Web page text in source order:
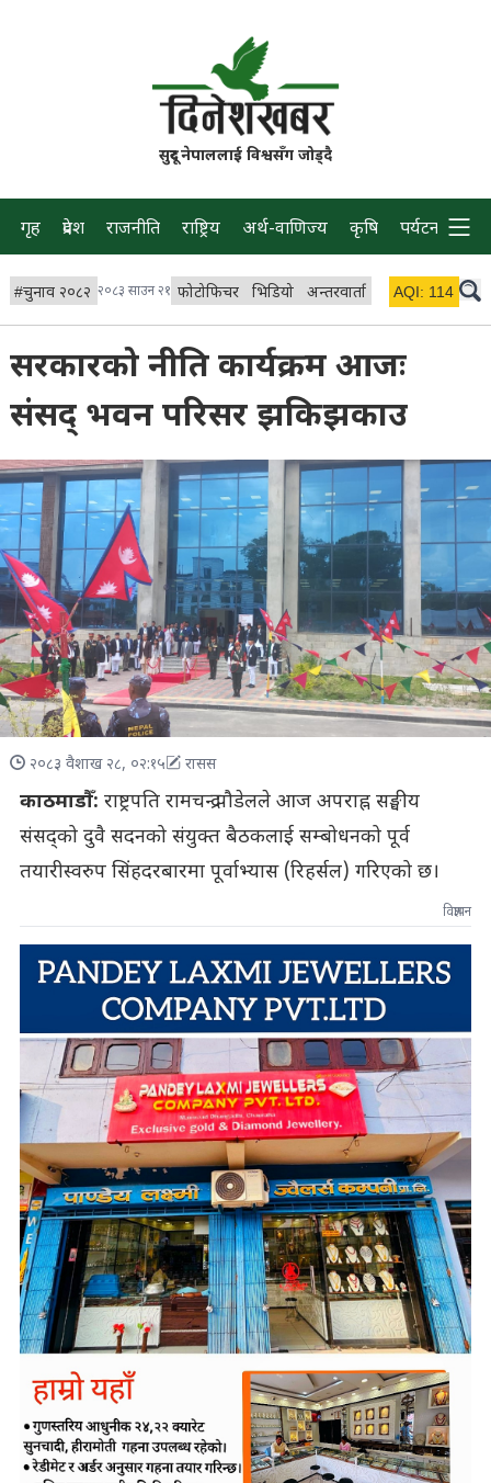
सुदूर नेपाललाई विश्वसँग जोड्दै
गृह प्रदेश राजनीति राष्ट्रिय अर्थ-वाणिज्य कृषि पर्यटन प्रवास
#चुनाव २०८२ २०८३ साउन २१ फोटोफिचर भिडियो अन्तरवार्ता विचार/ब्लग
AQI: 114
सरकारको नीति कार्यक्रम आजः
संसद् भवन परिसर झकिझकाउ
२०८३ वैशाख २८, ०२:१५ रासस
काठमाडौँ: राष्ट्रपति रामचन्द्र पौडेलले आज अपराह्न सङ्घीय
संसद्को दुवै सदनको संयुक्त बैठकलाई सम्बोधनको पूर्व
तयारीस्वरुप सिंहदरबारमा पूर्वाभ्यास (रिहर्सल) गरिएको छ।
विज्ञापन